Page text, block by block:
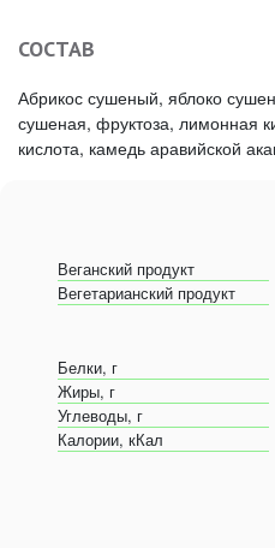
СОСТАВ
Абрикос сушеный, яблоко
сушеная, фруктоза, лимонная
кислота, камедь аравийской
Веганский продукт
Вегетарианский продукт
Белки, г
Жиры, г
Углеводы, г
Калории, кКал